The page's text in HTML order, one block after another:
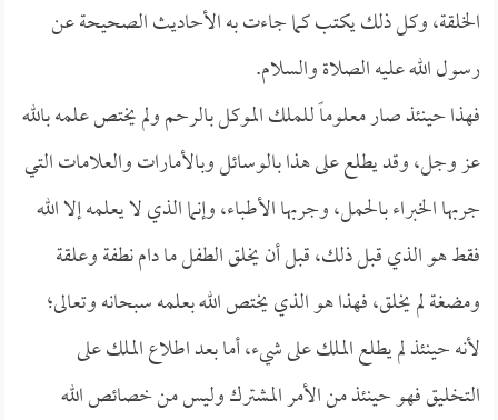
الخلقة، وكل ذلك يكتب كما جاءت به الأحاديث الصحيحة عن
رسول الله عليه الصلاة والسلام.
فهذا حينئذ صار معلوماً للملك الموكل بالرحم ولم يختص علمه بالله
عز وجل، وقد يطلع على هذا بالوسائل وبالأمارات والعلامات التي
جربها الخبراء بالحمل، وجربها الأطباء، وإنما الذي لا يعلمه إلا الله
فقط هو الذي قبل ذلك، قبل أن يخلق الطفل ما دام نطفة وعلقة
ومضغة لم يخلق، فهذا هو الذي يختص الله بعلمه سبحانه وتعالى؛
لأنه حينئذ لم يطلع الملك على شيء، أما بعد اطلاع الملك على
التخليق فهو حينئذ من الأمر المشترك وليس من خصائص الله